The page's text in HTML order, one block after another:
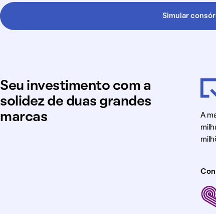
Simular
Seu investimento com a
solidez de duas grandes
marcas
A